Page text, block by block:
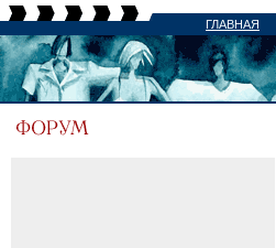
ГЛАВНАЯ